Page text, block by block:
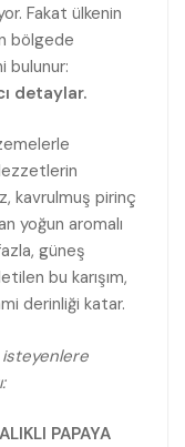
Fakat ülkenin
bölgede
bulunur:
detaylar.
kavrulmuş pirinç
yoğun aromalı
güneş
bu karışım,
derinliği katar.
PAPAYA